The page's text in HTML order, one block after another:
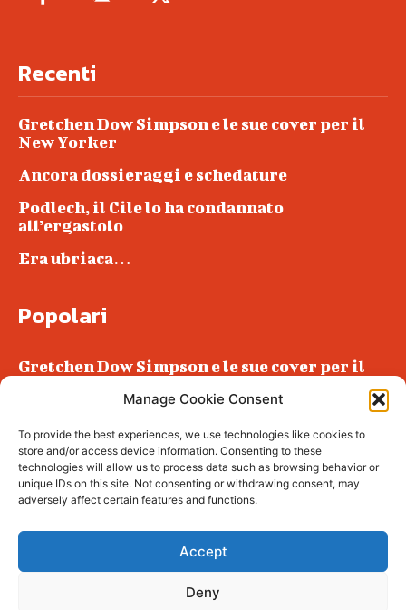
Manage Cookie Consent
To provide the best experiences, we use technologies like cookies to
store and/or access device information. Consenting to these
technologies will allow us to process data such as browsing behavior or
unique IDs on this site. Not consenting or withdrawing consent, may
adversely affect certain features and functions.
Accept
Deny
Recenti
Gretchen Dow Simpson e le sue cover per il
New Yorker
Ancora dossieraggi e schedature
Podlech, il Cile lo ha condannato
all’ergastolo
Era ubriaca…
Popolari
Gretchen Dow Simpson e le sue cover per il
Podlech, il Cile lo ha condannato
all’ergastolo
Era ubriaca…
© tagDiv - All rights reserved. Made with